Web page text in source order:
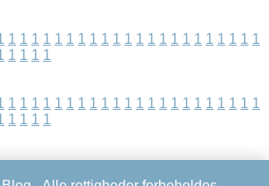
1 1 1 1 1 1 1 1 1 1 1 1 1 1 1 1 1 1 1 1 1 1
1 1 1 1
1 1 1 1 1 1 1 1 1 1 1 1 1 1 1 1 1 1 1 1 1 1
1 1 1 1